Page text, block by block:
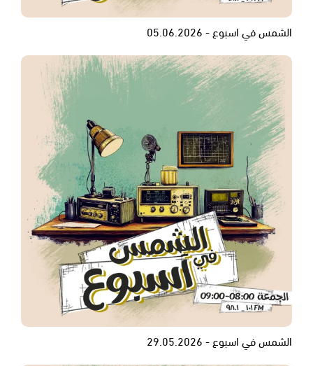
الشمس في اسبوع - 05.06.2026
الشمس في اسبوع - 29.05.2026